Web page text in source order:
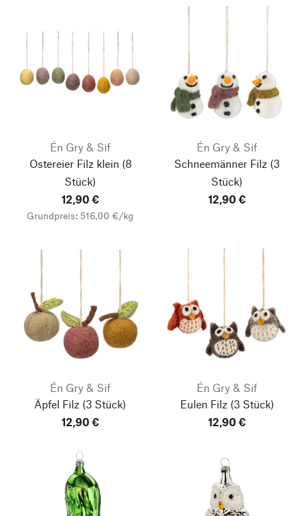
Én Gry & Sif
Ostereier Filz klein (8
Stück)
12,90 €
Grundpreis: 516,00 €/kg
Én Gry & Sif
Schneemänner Filz (3
Stück)
12,90 €
Én Gry & Sif
Äpfel Filz (3 Stück)
12,90 €
Én Gry & Sif
Eulen Filz (3 Stück)
12,90 €